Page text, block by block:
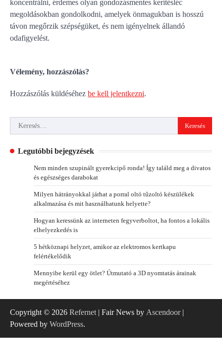
koncentrálni, érdemes olyan gondozásmentes kerítésléc
megoldásokban gondolkodni, amelyek önmagukban is hosszú
távon megőrzik szépségüket, és nem igényelnek állandó
odafigyelést.
Vélemény, hozzászólás?
Hozzászólás küldéséhez be kell jelentkezni.
Keresés:
Legutóbbi bejegyzések
Nem minden szupinált gyerekcipő ronda! Így találd meg a divatos
és egészséges darabokat
Milyen hátrányokkal járhat a porral oltó tűzoltó készülékek
alkalmazása és mit használhatunk helyette?
Hogyan keressünk az interneten fegyverboltot, ha fontos a lokális
elhelyezkedés is
5 hétköznapi helyzet, amikor az elektromos kertkapu
felértékelődik
Mennyibe kerül egy ötlet? Útmutató a 3D nyomtatás árainak
megértéséhez
Copyright © 2026 Refernet | Fair News by Ascendoor|
Powered by WordPress.